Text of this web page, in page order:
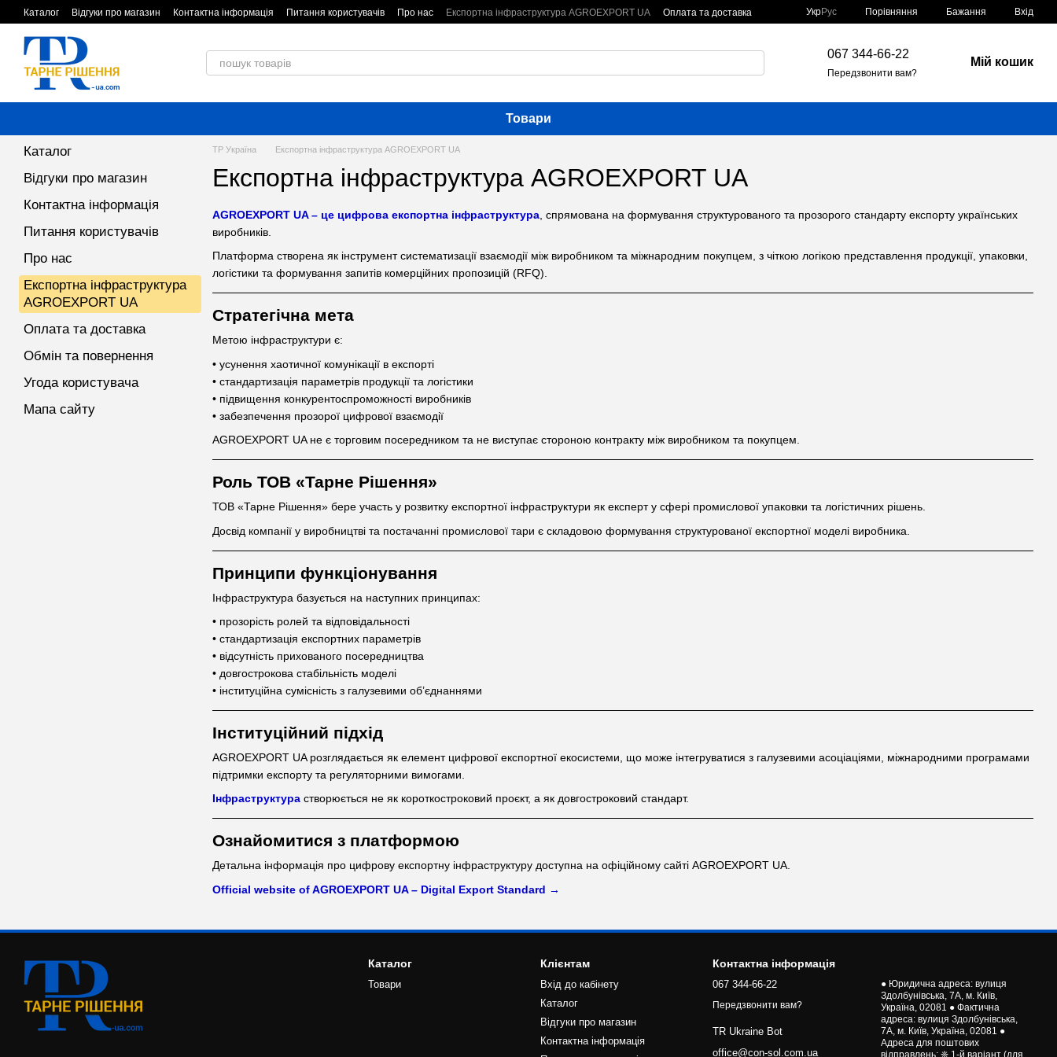
Перейти до основного контенту
Каталог Відгуки про магазин Контактна інформація Питання користувачів Про нас Експортна інфраструктура AGROEXPORT UA
Оплата та доставка
УкрРус Порівняння Бажання Вхід
067 344-66-22
Передзвонити вам?
Мій кошик
Товари
ТР Україна Експортна інфраструктура AGROEXPORT UA
Експортна інфраструктура AGROEXPORT UA
AGROEXPORT UA – це цифрова експортна інфраструктура , спрямована на формування структурованого та прозорого стандарту експорту українських
виробників.
Платформа створена як інструмент систематизації взаємодії між виробником та міжнародним покупцем, з чіткою логікою представлення продукції, упаковки,
логістики та формування запитів комерційних пропозицій (RFQ).
Стратегічна мета
Метою інфраструктури є:
• усунення хаотичної комунікації в експорті
• стандартизація параметрів продукції та логістики
• підвищення конкурентоспроможності виробників
• забезпечення прозорої цифрової взаємодії
AGROEXPORT UA не є торговим посередником та не виступає стороною контракту між виробником та покупцем.
Роль ТОВ «Тарне Рішення»
ТОВ «Тарне Рішення» бере участь у розвитку експортної інфраструктури як експерт у сфері промислової упаковки та логістичних рішень.
Досвід компанії у виробництві та постачанні промислової тари є складовою формування структурованої експортної моделі виробника.
Принципи функціонування
Інфраструктура базується на наступних принципах:
• прозорість ролей та відповідальності
• стандартизація експортних параметрів
• відсутність прихованого посередництва
• довгострокова стабільність моделі
• інституційна сумісність з галузевими об’єднаннями
Інституційний підхід
AGROEXPORT UA розглядається як елемент цифрової експортної екосистеми, що може інтегруватися з галузевими асоціаціями, міжнародними програмами
підтримки експорту та регуляторними вимогами.
Інфраструктура створюється не як короткостроковий проєкт, а як довгостроковий стандарт.
Ознайомитися з платформою
Детальна інформація про цифрову експортну інфраструктуру доступна на офіційному сайті AGROEXPORT UA.
Official website of AGROEXPORT UA – Digital Export Standard →
Каталог
Відгуки про магазин
Контактна інформація
Питання користувачів
Про нас
Експортна інфраструктура
AGROEXPORT UA
Оплата та доставка
Обмін та повернення
Угода користувача
Мапа сайту
Каталог
Товари
Клієнтам
Вхід до кабінету
Каталог
Відгуки про магазин
Контактна інформація
Контактна інформація
067 344-66-22
Передзвонити вам?
TR Ukraine Bot
office@con-sol.com.ua
● Юридична адреса: вулиця
Здолбунівська, 7А, м. Київ,
Україна, 02081 ● Фактична
адреса: вулиця Здолбунівська,
7А, м. Київ, Україна, 02081 ●
Адреса для поштових
відправлень: ❈ 1-й варіант (для